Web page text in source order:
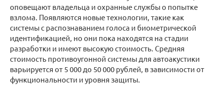
оповещают владельца и охранные службы о попытке
взлома. Появляются новые технологии, такие как
системы с распознаванием голоса и биометрической
идентификацией, но они пока находятся на стадии
разработки и имеют высокую стоимость. Средняя
стоимость противоугонной системы для автоакустики
варьируется от 5 000 до 50 000 рублей, в зависимости от
функциональности и уровня защиты.